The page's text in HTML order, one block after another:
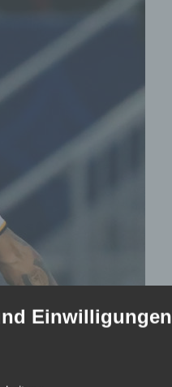
können. So
zurück in
Einwilligungen